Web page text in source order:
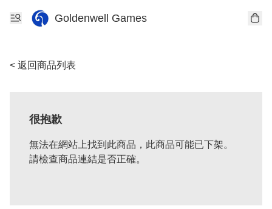
Goldenwell Games
< 返回商品列表
很抱歉
無法在網站上找到此商品，此商品可能已下架。
請檢查商品連結是否正確。